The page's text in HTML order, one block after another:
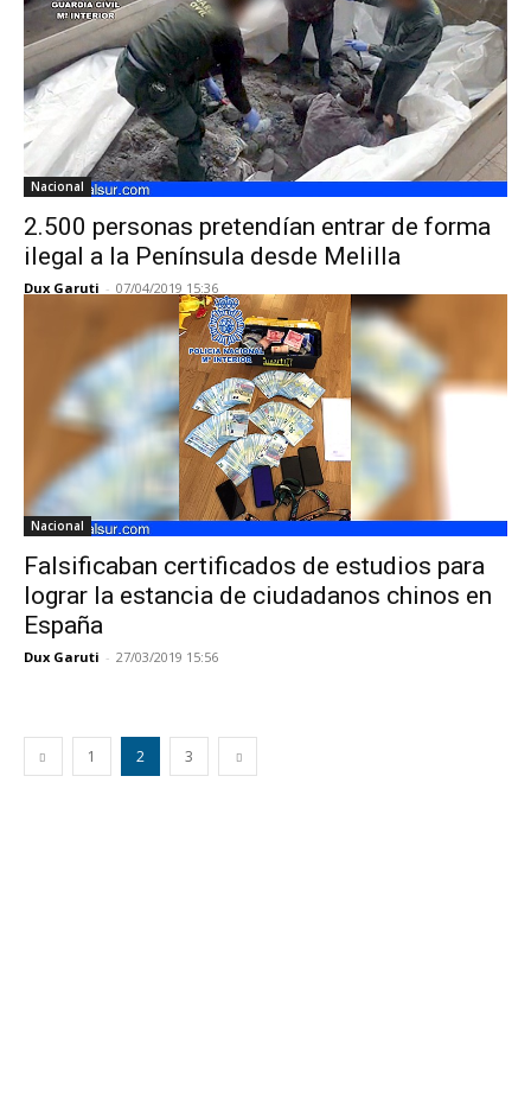
Nacional
2.500 personas pretendían entrar de forma
ilegal a la Península desde Melilla
Dux Garuti - 07/04/2019 15:36
Nacional
Falsificaban certificados de estudios para
lograr la estancia de ciudadanos chinos en
España
Dux Garuti - 27/03/2019 15:56
1 2 3